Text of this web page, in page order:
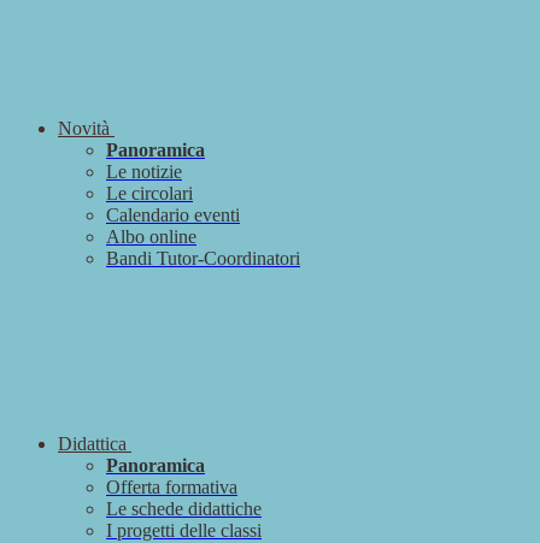
Novità
Panoramica
Le notizie
Le circolari
Calendario eventi
Albo online
Bandi Tutor-Coordinatori
Didattica
Panoramica
Offerta formativa
Le schede didattiche
I progetti delle classi